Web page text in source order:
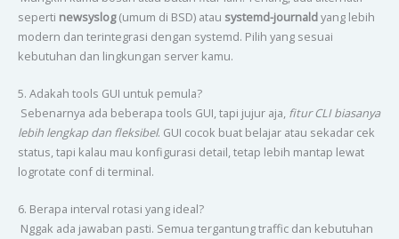
seperti newsyslog(umum di BSD) atau systemd-journaldyang lebih
modern dan terintegrasi dengan systemd. Pilih yang sesuai
kebutuhan dan lingkungan server kamu.
5. Adakah tools GUI untuk pemula?
Sebenarnya ada beberapa tools GUI, tapi jujur aja, fitur CLI biasanya
lebih lengkap dan fleksibel. GUI cocok buat belajar atau sekadar cek
status, tapi kalau mau konfigurasi detail, tetap lebih mantap lewat
logrotate conf di terminal.
6. Berapa interval rotasi yang ideal?
Nggak ada jawaban pasti. Semua tergantung traffic dan kebutuhan